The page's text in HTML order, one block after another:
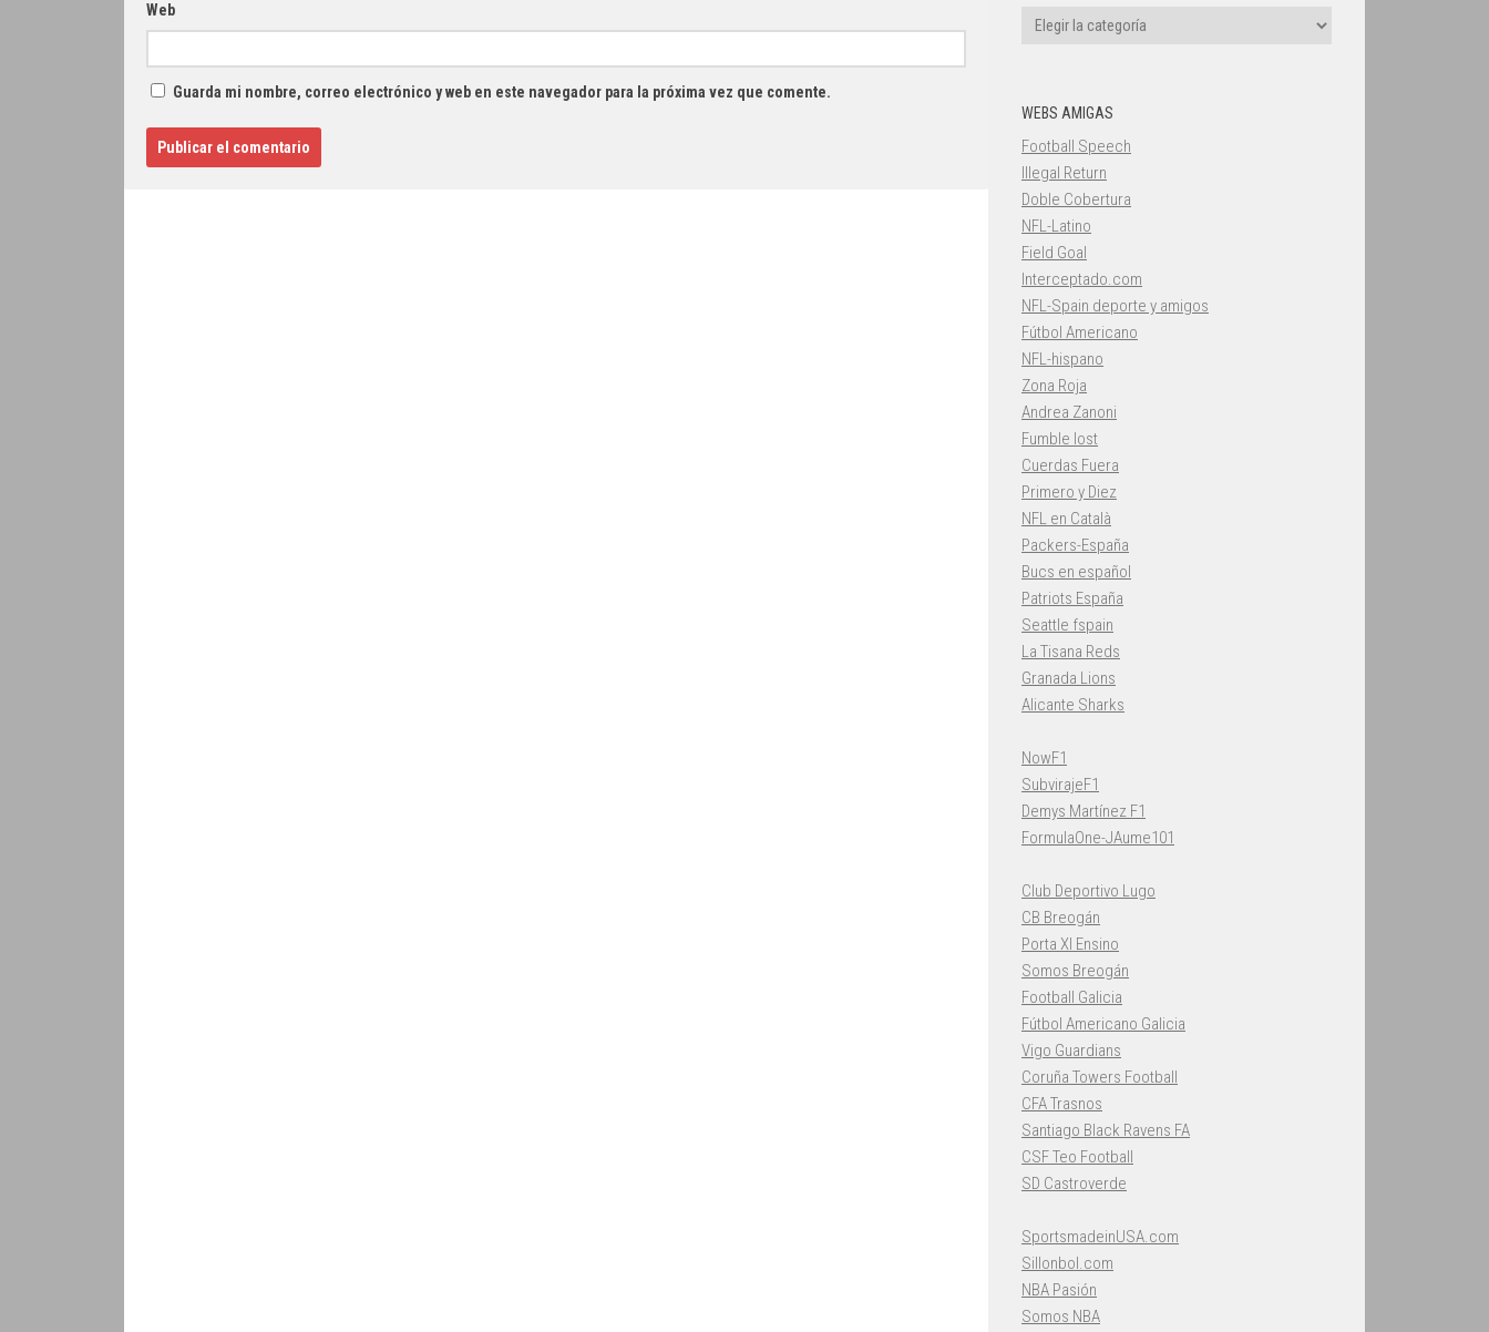
Web
Guarda mi nombre, correo electrónico y web en este navegador para la próxima vez que comente.
Categorías
WEBS AMIGAS
Football Speech
Illegal Return
Doble Cobertura
NFL-Latino
Field Goal
Interceptado.com
NFL-Spain deporte y amigos
Fútbol Americano
NFL-hispano
Zona Roja
Andrea Zanoni
Fumble lost
Cuerdas Fuera
Primero y Diez
NFL en Català
Packers-España
Bucs en español
Patriots España
Seattle fspain
La Tisana Reds
Granada Lions
Alicante Sharks
NowF1
SubvirajeF1
Demys Martínez F1
FormulaOne-JAume101
Club Deportivo Lugo
CB Breogán
Porta XI Ensino
Somos Breogán
Football Galicia
Fútbol Americano Galicia
Vigo Guardians
Coruña Towers Football
CFA Trasnos
Santiago Black Ravens FA
CSF Teo Football
SD Castroverde
SportsmadeinUSA.com
Sillonbol.com
NBA Pasión
Somos NBA